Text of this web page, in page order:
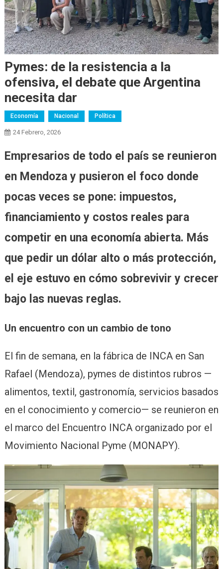
Pymes: de la resistencia a la
ofensiva, el debate que Argentina
necesita dar
Economía Nacional Política
24 Febrero, 2026
Empresarios de todo el país se reunieron
en Mendoza y pusieron el foco donde
pocas veces se pone: impuestos,
financiamiento y costos reales para
competir en una economía abierta. Más
que pedir un dólar alto o más protección,
el eje estuvo en cómo sobrevivir y crecer
bajo las nuevas reglas.
Un encuentro con un cambio de tono
El fin de semana, en la fábrica de INCA en San
Rafael (Mendoza), pymes de distintos rubros —
alimentos, textil, gastronomía, servicios basados
en el conocimiento y comercio— se reunieron en
el marco del Encuentro INCA organizado por el
Movimiento Nacional Pyme (MONAPY).